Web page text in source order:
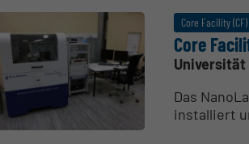
Core Facility (CF)
Core
Das
installiert